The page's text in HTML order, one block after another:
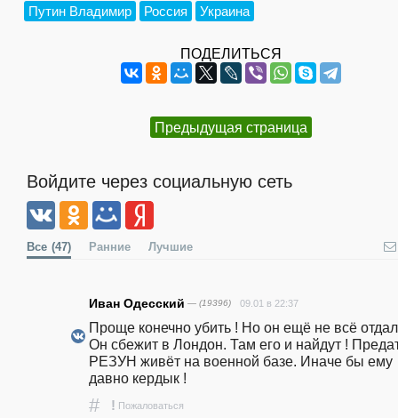
Путин Владимир
Россия Украина
ПОДЕЛИТЬСЯ
Предыдущая страница
Войдите через социальную сеть
Все (47) Ранние Лучшие
Иван Одесский — (19396) 09.01 в 22:37
Проще конечно убить ! Но он ещё не всё
Он сбежит в Лондон. Там его и найдут !
РЕЗУН живёт на военной базе. Иначе бы ему
давно кердык !
# ! Пожаловаться